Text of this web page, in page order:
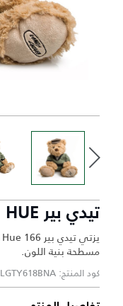
تيدي بير HUE
مسطحة بنية اللون.
كود المنتج: 51LGTY618BNA